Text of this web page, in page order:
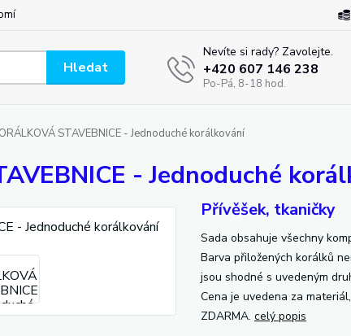
Hledat
Nevíte si rady? Zavolejte.
+420 607 146 238
Po-Pá, 8-18 hod.
STAVEBNICE - Jednoduché korálkování
- Jednoduché
Přívěšek, tkaničky
Sada obsahuje všechny
Barva přiložených korálků
jsou shodné s uvedeným
Cena je uvedena za
ZDARMA. celý popis